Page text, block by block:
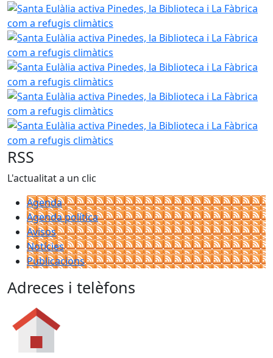
Santa Eulàlia activa Pinedes, la Biblioteca i La Fàbrica
Santa Eulàlia activa Pinedes, la Biblioteca i La Fàbrica
Santa Eulàlia activa Pinedes, la Biblioteca i La Fàbrica
Santa Eulàlia activa Pinedes, la Biblioteca i La Fàbrica
Santa Eulàlia activa Pinedes, la Biblioteca i La Fàbrica
RSS
L'actualitat a un clic
Agenda
Agenda política
Avisos
Notícies
Publicacions
Adreces i telèfons